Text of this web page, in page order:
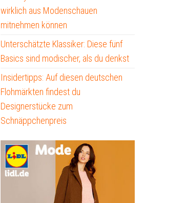
wirklich aus Modenschauen
mitnehmen können
Unterschätzte Klassiker: Diese fünf
Basics sind modischer, als du denkst
Insidertipps: Auf diesen deutschen
Flohmärkten findest du
Designerstücke zum
Schnäppchenpreis